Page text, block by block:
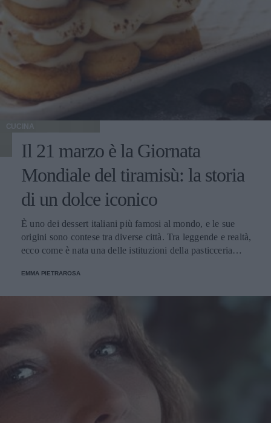
CUCINA
Il 21 marzo è la Giornata
Mondiale del tiramisù: la storia
di un dolce iconico
È uno dei dessert italiani più famosi al mondo, e le sue
origini sono contese tra diverse città. Tra leggende e realtà,
ecco come è nata una delle istituzioni della pasticceria
EMMA PIETRAROSA